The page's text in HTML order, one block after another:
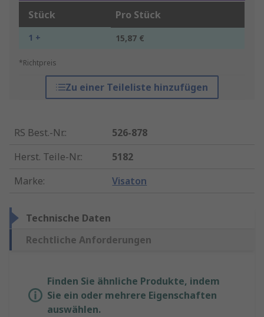
Stück Pro Stück
1 + 15,87 €
*Richtpreis
Zu einer Teileliste hinzufügen
RS Best.-Nr.:
526-878
Herst. Teile-Nr.:
5182
Marke: Visaton
Technische Daten
Rechtliche Anforderungen
Finden Sie ähnliche Produkte, indem
Sie ein oder mehrere Eigenschaften
auswählen.